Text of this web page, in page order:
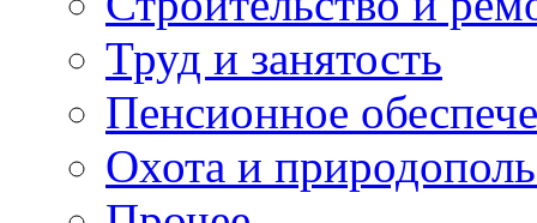
Труд и занятость
Пенсионное
Охота и